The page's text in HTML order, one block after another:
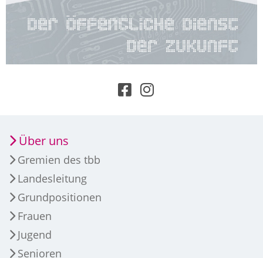
Über uns
Gremien des tbb
Landesleitung
Grundpositionen
Frauen
Jugend
Senioren